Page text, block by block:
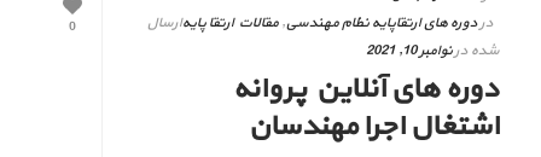
0
دردوره های ارتقاپایه نظام مهندسی,مقالات ارتقا پایهارسال
شده درنوامبر 10, 2021
دوره های آنلاین پروانه
اشتغال اجرا مهندسان